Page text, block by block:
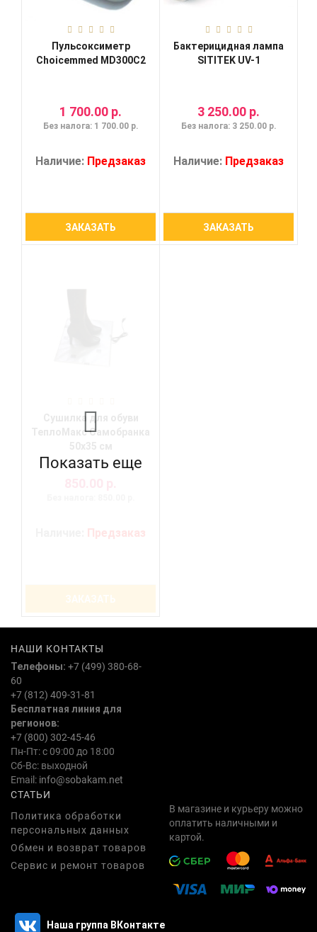
Пульсоксиметр
Choicemmed MD300C2
1 700.00 р.
Без налога: 1 700.00 р.
Наличие: Предзаказ
ЗАКАЗАТЬ
Бактерицидная лампа
SITITEK UV-1
3 250.00 р.
Без налога: 3 250.00 р.
Наличие: Предзаказ
ЗАКАЗАТЬ
ТеплоМакс Самобранка
Предзаказ
Показать еще
НАШИ КОНТАКТЫ
Телефоны: +7 (499) 380-68-
60
+7 (812) 409-31-81
Бесплатная линия для
регионов:
+7 (800) 302-45-46
Пн-Пт: с 09:00 до 18:00
Сб-Вс: выходной
Email: info@sobakam.net
СТАТЬИ
Политика обработки
персональных данных
Обмен и возврат товаров
Сервис и ремонт товаров
В магазине и курьеру можно
оплатить наличными и
картой.
Наша группа ВКонтакте